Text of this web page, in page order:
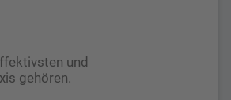
und
gehören.